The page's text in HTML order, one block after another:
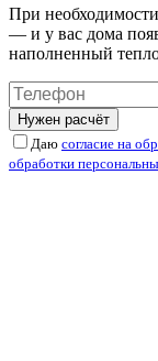
При
— и у вас дома
наполненный
Нужен расчёт
Даю согласие на
обработки